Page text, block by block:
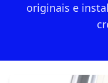
originais e